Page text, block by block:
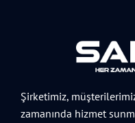
Şirketimiz,
zamanında hizmet